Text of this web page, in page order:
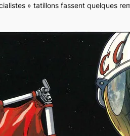
» tatillons fassent quelques